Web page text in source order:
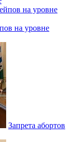
на уровне
Запрета абортов